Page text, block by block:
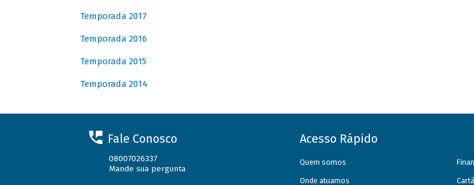
Temporada 2017
Temporada 2016
Temporada 2015
Temporada 2014
Fale Conosco
08007026337
Mande sua pergunta
Acesso Rápido
Quem somos
Onde atuamos